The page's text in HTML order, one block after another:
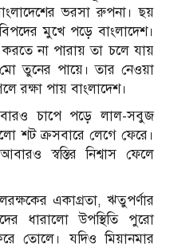
ভরসা রুপনা। ছয়
মুখে পড়ে বাংলাদেশ।
না পারায় তা চলে যায়
তুনের পায়ে। তার নেওয়া
রক্ষা পায় বাংলাদেশ।
চাপে পড়ে লাল-সবুজ
শট ক্রসবারে লেগে ফেরে।
স্বস্তির নিশ্বাস ফেলে
একাগ্রতা, ঋতুপর্ণার
ধারালো উপস্থিতি পুরো
তোলে। যদিও মিয়ানমার